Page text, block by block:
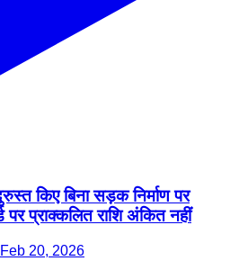
किए बिना सड़क निर्माण पर
पर प्राक्कलित राशि अंकित नहीं
20, 2026